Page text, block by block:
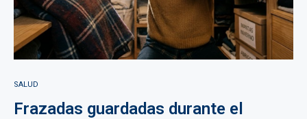
SALUD
Frazadas guardadas durante el